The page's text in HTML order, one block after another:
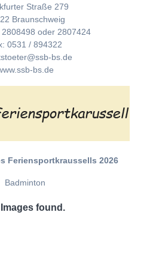
Straße 279
Braunschweig
2808498 oder 2807424
0531 / 894322
bs.de
bs.de
Feriensportkraussells 2026
Badminton
Images found.